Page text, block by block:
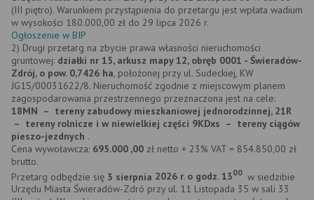
(III piętro). Warunkiem przystąpienia do przetargu jest wpłata wadium
w wysokości 180.000,00 zł do 29 lipca 2026 r.
Ogłoszenie w BIP
2) Drugi przetarg na zbycie prawa własności nieruchomości
gruntowej: działki nr 15, arkusz mapy 12, obręb 0001 - Świeradów-
Zdrój, o pow. 0,7426 ha , położonej przy ul. Sudeckiej, KW
JG1S/00031622/8. Nieruchomość zgodnie z miejscowym planem
zagospodarowania przestrzennego przeznaczona jest na cele:
18MN – tereny zabudowy mieszkaniowej jednorodzinnej, 21R
– tereny rolnicze i w niewielkiej części 9KDxs – tereny ciągów
pieszo-jezdnych .
Cena wywoławcza: 695.000 ,00 zł netto + 23% VAT = 854.850,00 zł
brutto.
Przetarg odbędzie się 3 sierpnia 2026 r. o godz. 1300 w siedzibie
Urzędu Miasta Świeradów-Zdró przy ul. 11 Listopada 35 w sali 33